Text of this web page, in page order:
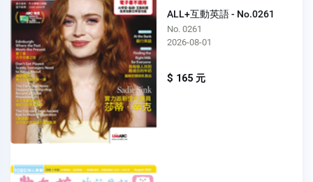
ALL+互動英語 - No.0261
No. 0261
2026-08-01
$ 165 元